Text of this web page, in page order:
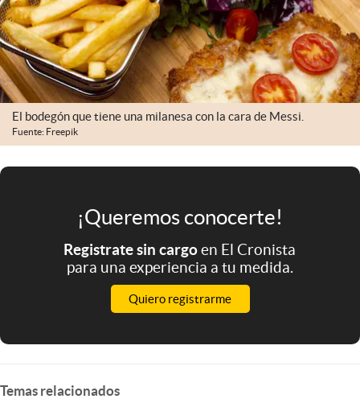
El Cronista Studio
Mediakit
abre en nueva pestaña
Argentina
El bodegón que tiene una milanesa con la cara de Messi.
Fuente: Freepik
¡Queremos conocerte!
Registrate sin cargoen El Cronista
para una experiencia a tu medida.
Quiero registrarme
Temas relacionados